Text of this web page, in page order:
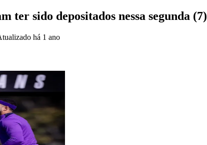
ter sido depositados nessa segunda (7)
há 1 ano